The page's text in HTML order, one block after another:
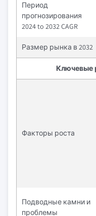
Период
прогнозирования
2024 to 2032 CAGR
Размер рынка в 2032
Ключевые
Факторы роста
Подводные камни и
проблемы